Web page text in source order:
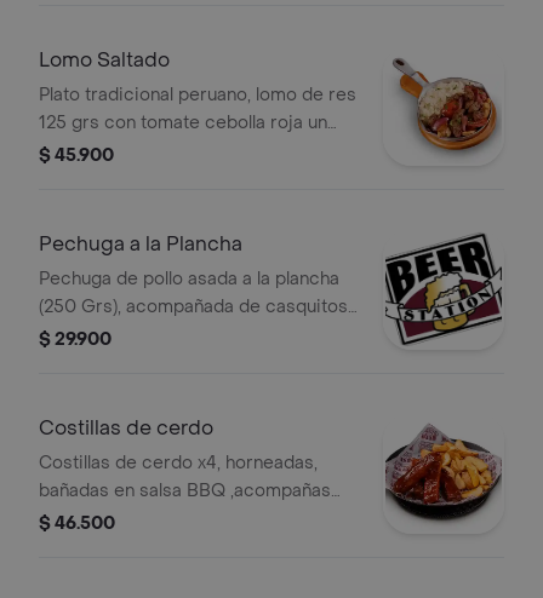
Lomo Saltado
Plato tradicional peruano, lomo de res
125 grs con tomate cebolla roja un
toque de aji y otras especias salteado
$ 45.900
Pechuga a la Plancha
Pechuga de pollo asada a la plancha
(250 Grs), acompañada de casquitos
de papas (250 Grs)
$ 29.900
Costillas de cerdo
Costillas de cerdo x4, horneadas,
bañadas en salsa BBQ ,acompañas
con casquitos de papa y salsa de
$ 46.500